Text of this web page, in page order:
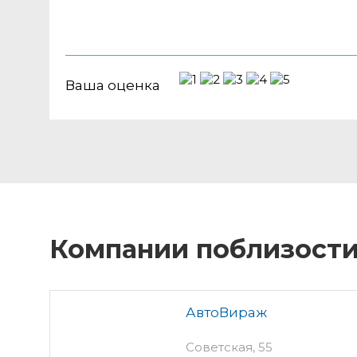
Ваша оценка
Компании поблизости
АвтоВираж
Советская, 55